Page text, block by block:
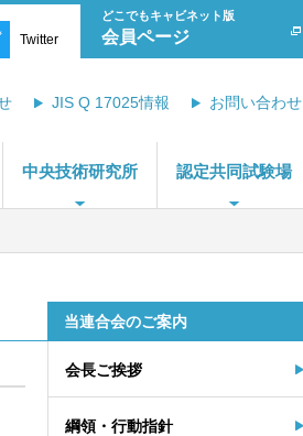
どこでもキャビネット版
会員ページ
Twitter
JIS Q 17025情報 お問い合わせ
中央技術研究所 認定共同試験場
当連合会のご案内
会長ご挨拶
綱領・行動指針